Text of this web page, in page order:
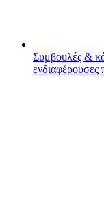
Συμβουλές &
ενδιαφέρουσες